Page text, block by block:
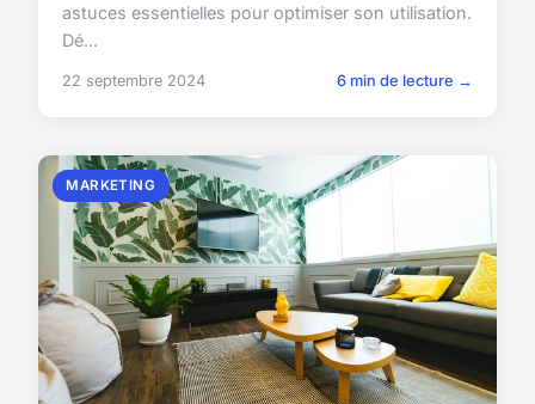
astuces essentielles pour optimiser son utilisation.
Dé...
22 septembre 2024 6 min de lecture →
MARKETING